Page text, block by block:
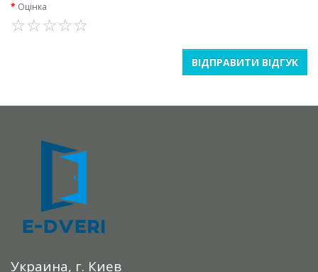
Оцінка
ВІДПРАВИТИ ВІДГУК
Украина, г. Киев